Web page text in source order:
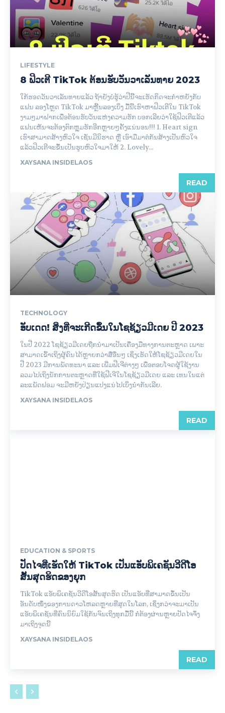
LIFESTYLE
8 ຟິວເຕີ TikTok ຕ້ອນຮັບວັນວາເລັນທາຍ 2023
ໃກ້ຮອດວັນວາເລັນທາຍແລ້ວ ຖ້າຍັງບໍ່ຮູ້ວ່າປີນີ້ຈະເຮັດກິດຈະກຳຫຍັງກັບ
ແຟນ ລອງໂຫຼດ TikTok ມາຫຼີ້ນລອງເບິ່ງ ມື້ນີ້ເຮົາຫາຟິວເຕີໃນ TikTok
ງາມໆມາຝາກເພື່ອຕ້ອນຮັບວັນແຫ່ງຄວາມຮັກ ບອກເລີຍວ່າໃຊ້ຟິວເຕີແລ້ວ
ແຟນເຫັນຈະຕ້ອງຕົກຫຼຸມຮັກອີກຫຼາຍໆຄັ້ງແນ່ນອນ!!! 1. Heart sign
ເຮົາສາມາດສ້າງຫົວໃຈ ເຊັ່ນມີນິຮາດ ຫຼື ເອົາມືມາຕໍ່ກັນສ້າງເປັນຫົວໃຈ
ແລ້ວຟິວເຕີຈະຂຶ້ນເປັນຮູບຫົວໃຈມາໃຫ້ 2. Lovely...
XAYSANA INSIDELAOS
READ
TECHNOLOGY
ອັບເດດ! ສິ່ງທີ່ຈະເກີດຂຶ້ນໃນໂຊຊ້ຽວມີເດຍ ປີ 2023
ໃນປີ 2022 ໂຊຊ້ຽວມີເດຍຖືກນໍາມາເປັນເຄື່ອງມືທາງການຕະຫຼາດ ເພາະ
ສາມາດເຂົ້າເຖິງຜູ້ຄົນໄດ້ຫຼາຍກວ່າສື່ອື່ນໆ ເຊິ່ງເຮັດໃຫ້ໂຊຊ້ຽວມີເດຍໃນ
ປີ 2023 ມີການພັດທະນາ ແລະ ເພີ່ມຟີເຈີຕ່າງໆ ເພື່ອຕອບໂຈດຜູ້ໃຊ້ງານ
ລວມໄປເຖິງນັກການຕະຫຼາດທີ່ໃຊ້ຟີເຈີໃນໂຊຊ້ຽວມີເດຍ ແລະ ເທນໃນແຕ່
ລະແພັດຟອມ ຈະມີຫຍັງປ່ຽນແປງແນ່ໄປເບິ່ງນໍາກັນເລີຍ.
XAYSANA INSIDELAOS
READ
EDUCATION & SPORTS
ປັດໄຈທີ່ເຮັດໃຫ້ TikTok ເປັນແອັບພິເຄຊັນວີດີໂອ
ສັ້ນສຸດຮິດຂອງຍຸກ
TikTok ແອັບພິເຄຊັນວີດີໂອສັ້ນສຸດຮິດ ເປັນແອັບທີ່ສາມາດຂຶ້ນເປັນ
ອັນດັບໜຶ່ງຂອງການດາວໂຫລດຫຼາຍທີ່ສຸດໃນໂລກ, ເຊິ່ງກວ່າຈະມາເປັນ
ແອັບພິເຄຊັນທີ່ຄົນນິຍົມໃຊ້ກັນຈົນເຖິງທຸກມື້ນີ້ ກໍ່ຕ້ອງຜ່ານຫຼາຍປັດໄຈຈຶ່ງ
ມາເຖິງຈຸດນີ້
XAYSANA INSIDELAOS
READ